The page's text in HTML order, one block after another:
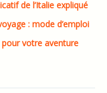
de l’Italie expliqué
: mode d’emploi
votre aventure